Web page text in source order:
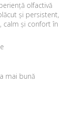
olfactivă
și persistent,
calm și confort în
mai bună